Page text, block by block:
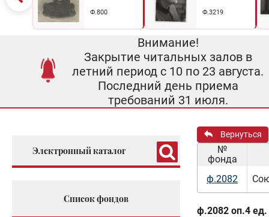
Ф.800 Ф.3219
Внимание!
Закрытие читальных залов в
летний период с 10 по 23 августа.
Последний день приема
требований 31 июля.
Электронный каталог
Список фондов
Вернуться
№
фонда
ф.2082
ф.2082 оп.4 ед.